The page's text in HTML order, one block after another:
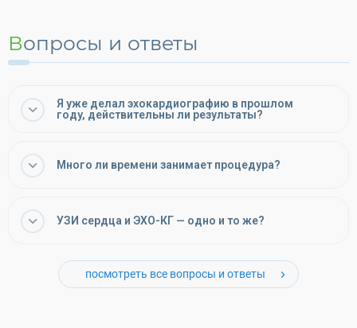
Вопросы и ответы
Я уже делал эхокардиографию в прошлом
году, действительны ли результаты?
Много ли времени занимает процедура?
УЗИ сердца и ЭХО-КГ — одно и то же?
посмотреть все вопросы и ответы